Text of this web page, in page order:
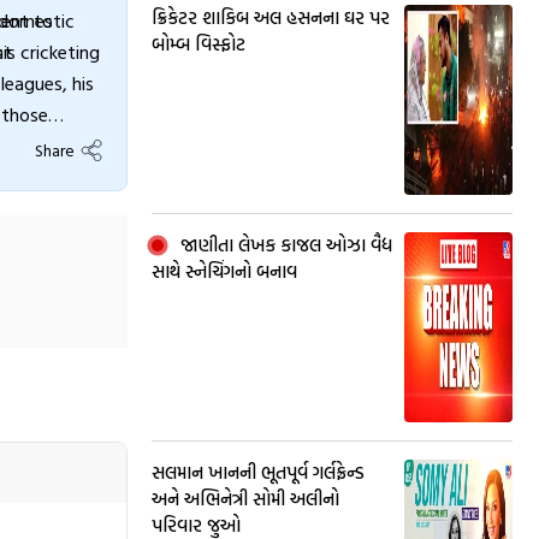
to
cricketing
his
Share
ક્રિકેટર શાકિબ અલ હસનના ઘર પર
બોમ્બ વિસ્ફોટ
જાણીતા લેખક કાજલ ઓઝા વૈદ્ય
સાથે સ્નેચિંગનો બનાવ
સલમાન ખાનની ભૂતપૂર્વ ગર્લફ્રેન્ડ
અને અભિનેત્રી સોમી અલીનો
પરિવાર જુઓ